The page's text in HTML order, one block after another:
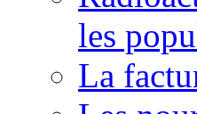
les
La